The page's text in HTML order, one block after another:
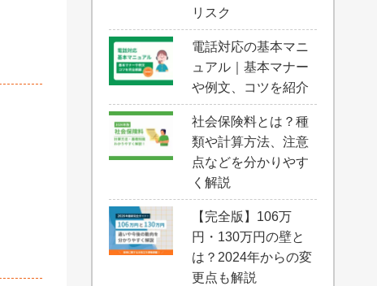
リスク
電話対応の基本マニ
ュアル｜基本マナー
や例文、コツを紹介
社会保険料とは？種
類や計算方法、注意
点などを分かりやす
く解説
【完全版】106万
円・130万円の壁と
は？2024年からの変
更点も解説